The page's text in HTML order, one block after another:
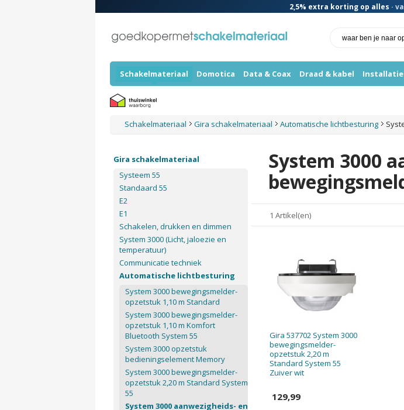
2,5% extra korting op alles ·
Schakelmateriaal Domotica Data & Coax Draad & kabel
Schakelmateriaal Gira schakelmateriaal Automatische lichtbesturing
System 3000
1 Artikel(en)
Gira 537702 System 3000
bewegingsmelder-
opzetstuk 2,20 m
Standard System 55
Zuiver wit
129,99
Gira schakelmateriaal
Systeem 55
Standaard 55
E2
E1
Schakelen, drukken en dimmen
System 3000 (Licht, jaloezie en
temperatuur)
Communicatie techniek
Automatische lichtbesturing
System 3000 bewegingsmelder-
opzetstuk 1,10 m Standard
System 3000 bewegingsmelder-
opzetstuk 1,10 m Komfort
Bluetooth System 55
System 3000 opzetstuk
bedieningselement Memory
System 3000 bewegingsmelder-
opzetstuk 2,20 m Standard System
55
System 3000 aanwezigheids- en